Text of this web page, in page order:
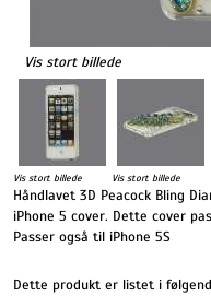
Vis stort billede
Vis stort billede Vis stort billede
Håndlavet 3D Peacock Bling
iPhone 5 cover. Dette cover
Passer også til iPhone 5S
Dette produkt er listet i